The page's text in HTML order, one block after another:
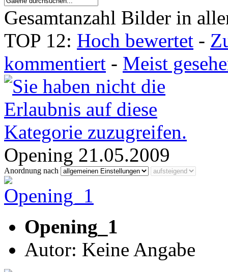
Gesamtanzahl Bilder in
TOP 12: Hoch bewertet -
kommentiert - Meist
Opening 21.05.2009
Anordnung nach
Opening_1
Autor: Keine Angabe